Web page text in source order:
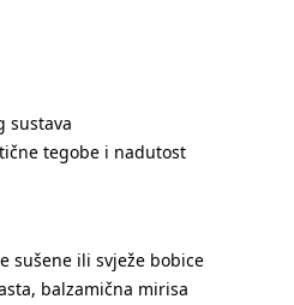
sustava
tegobe i nadutost
sušene ili svježe bobice
balzamična mirisa